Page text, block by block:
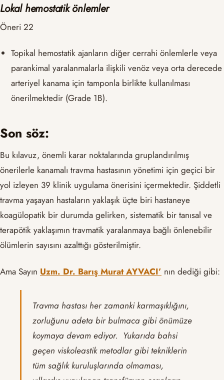
Lokal hemostatik önlemler
Öneri 22
Topikal hemostatik ajanların diğer cerrahi önlemlerle veya
parankimal yaralanmalarla ilişkili venöz veya orta derecede
arteriyel kanama için tamponla birlikte kullanılması
önerilmektedir (Grade 1B).
Son söz:
Bu kılavuz, önemli karar noktalarında gruplandırılmış
önerilerle kanamalı travma hastasının yönetimi için geçici bir
yol izleyen 39 klinik uygulama önerisini içermektedir. Şiddetli
travma yaşayan hastaların yaklaşık üçte biri hastaneye
koagülopatik bir durumda gelirken, sistematik bir tanısal ve
terapötik yaklaşımın travmatik yaralanmaya bağlı önlenebilir
ölümlerin sayısını azalttığı gösterilmiştir.
Ama Sayın Uzm. Dr. Barış Murat AYVACI’ nın dediği gibi:
Travma hastası her zamanki karmaşıklığını,
zorluğunu adeta bir bulmaca gibi önümüze
koymaya devam ediyor. Yukarıda bahsi
geçen viskoleastik metodlar gibi tekniklerin
tüm sağlık kuruluşlarında olmaması,